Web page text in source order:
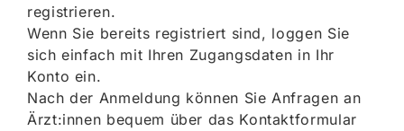
registrieren.
Wenn Sie bereits registriert sind, loggen Sie
sich einfach mit Ihren Zugangsdaten in Ihr
Konto ein.
Nach der Anmeldung können Sie Anfragen an
Ärzt:innen bequem über das Kontaktformular